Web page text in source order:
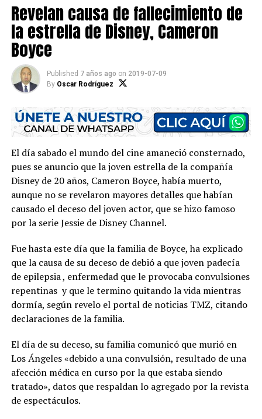
Revelan causa de fallecimiento de
la estrella de Disney, Cameron
Boyce
Published 7 años ago on 2019-07-09
By Oscar Rodríguez
El día sabado el mundo del cine amaneció consternado,
pues se anuncio que la joven estrella de la compañía
Disney de 20 años, Cameron Boyce, había muerto,
aunque no se revelaron mayores detalles que habían
causado el deceso del joven actor, que se hizo famoso
por la serie Jessie de Disney Channel.
Fue hasta este día que la familia de Boyce, ha explicado
que la causa de su deceso de debió a que joven padecía
de epilepsia , enfermedad que le provocaba convulsiones
repentinas y que le termino quitando la vida mientras
dormía, según revelo el portal de noticias TMZ, citando
declaraciones de la familia.
El día de su deceso, su familia comunicó que murió en
Los Ángeles «debido a una convulsión, resultado de una
afección médica en curso por la que estaba siendo
tratado», datos que respaldan lo agregado por la revista
de espectáculos.